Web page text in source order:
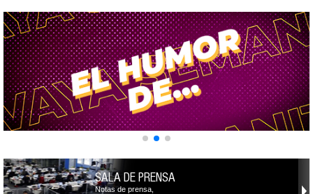
SALA DE PRENSA
Notas de prensa,